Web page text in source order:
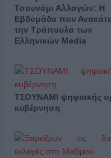
Τσουνάμι Αλλαγών: Η
Εβδομάδα που
την Τράπουλα των
Ελληνικών Media
ΤΣΟΥΝΑΜΙ ψηφιακής
κυβέρνηση